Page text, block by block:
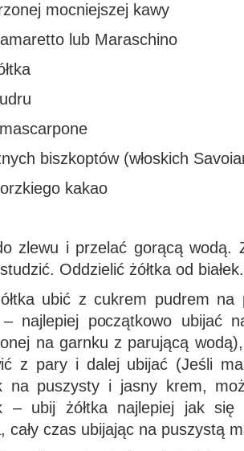
mocniejszej kawy
lub Maraschino
biszkoptów (włoskich
kakao
zlewu i przelać gorącą wodą.
Oddzielić żółtka od białek.
ubić z cukrem pudrem
najlepiej początkowo ubijać
na garnku z parującą
z pary i dalej ubijać (Jeśli
na puszysty i jasny krem,
– ubij żółtka najlepiej jak
cały czas ubijając na puszystą